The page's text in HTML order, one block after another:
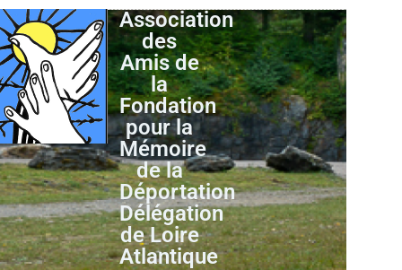
Association
des
Amis de
la
Fondation
pour la
Mémoire
de la
Déportation
Délégation
de Loire
Atlantique